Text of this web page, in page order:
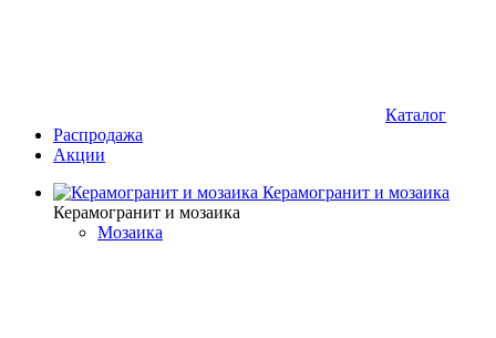
Каталог
Распродажа
Акции
Керамогранит и мозаика
Керамогранит и мозаика
Мозаика